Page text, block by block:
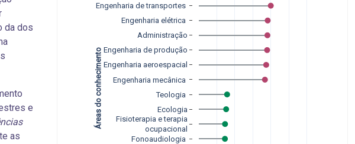
da dos
e
as
Fonoaudiologia
Fisioterapia e terapia
ocupacional
Ecologia
Teologia
Engenharia mecânica
Engenharia aeroespacial
Engenharia de produção
Administração
Engenharia elétrica
Engenharia de transportes
Áreas do conhecimento